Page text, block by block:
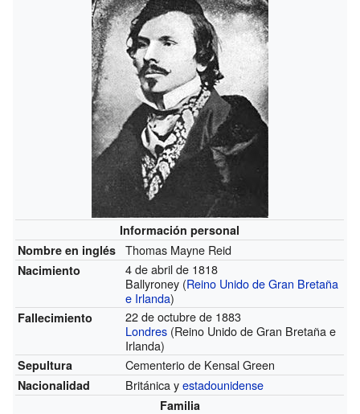
Información personal
Nombre en inglés
Thomas Mayne Reid
Nacimiento
4 de abril de 1818
Ballyroney (Reino Unido de Gran Bretaña
e Irlanda)
Fallecimiento
22 de octubre de 1883
Londres (Reino Unido de Gran Bretaña e
Irlanda)
Sepultura Cementerio de Kensal Green
Nacionalidad Británica yestadounidense
Familia